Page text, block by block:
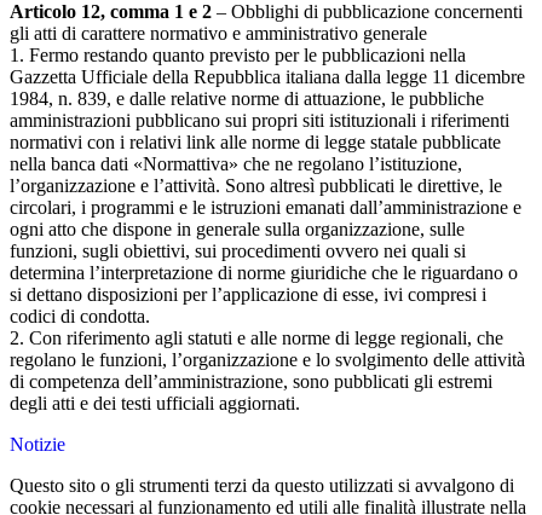
Articolo 12, comma 1 e 2 – Obblighi di pubblicazione concernenti
gli atti di carattere normativo e amministrativo generale
1. Fermo restando quanto previsto per le pubblicazioni nella
Gazzetta Ufficiale della Repubblica italiana dalla legge 11 dicembre
1984, n. 839, e dalle relative norme di attuazione, le pubbliche
amministrazioni pubblicano sui propri siti istituzionali i riferimenti
normativi con i relativi link alle norme di legge statale pubblicate
nella banca dati «Normattiva» che ne regolano l’istituzione,
l’organizzazione e l’attività. Sono altresì pubblicati le direttive, le
circolari, i programmi e le istruzioni emanati dall’amministrazione e
ogni atto che dispone in generale sulla organizzazione, sulle
funzioni, sugli obiettivi, sui procedimenti ovvero nei quali si
determina l’interpretazione di norme giuridiche che le riguardano o
si dettano disposizioni per l’applicazione di esse, ivi compresi i
codici di condotta.
2. Con riferimento agli statuti e alle norme di legge regionali, che
regolano le funzioni, l’organizzazione e lo svolgimento delle attività
di competenza dell’amministrazione, sono pubblicati gli estremi
degli atti e dei testi ufficiali aggiornati.
Notizie
Questo sito o gli strumenti terzi da questo utilizzati si avvalgono di
cookie necessari al funzionamento ed utili alle finalità illustrate nella